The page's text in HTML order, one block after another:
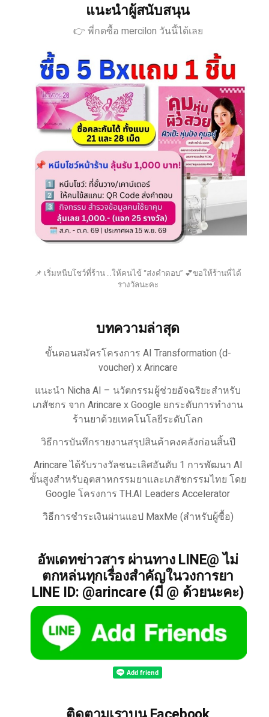
แนะนำผู้สนับสนุน
👉 พี่กดซื้อ mercilon วันนี้ได้เลย
📌 เริ่มหนีบโชว์ที่ร้าน ..ให้คนไข้ “ส่งคำตอบ” 💕ขอให้ร้านพี่ได้
รางวัลนะคะ
บทความล่าสุด
ขั้นตอนสมัครโครงการ AI Transformation (d-
voucher) x Arincare
แนะนำ Nicha AI – นวัตกรรมผู้ช่วยอัจฉริยะสำหรับ
เภสัชกร จาก Arincare x Google ยกระดับการทำงาน
ร้านยาด้วยเทคโนโลยีระดับโลก
วิธีการบันทึกรายงานสรุปสินค้าคงคลังก่อนสิ้นปี
Arincare ได้รับรางวัลชนะเลิศอันดับ 1 การพัฒนา AI
ขั้นสูงสำหรับอุตสาหกรรมยาและเภสัชกรรมไทย โดย
Google โครงการ TH.AI Leaders Accelerator
วิธีการชำระเงินผ่านแอป MaxMe (สำหรับผู้ซื้อ)
อัพเดทข่าวสาร ผ่านทาง LINE@ ไม่
ตกหล่นทุกเรื่องสำคัญในวงการยา
LINE ID: @arincare (มี @ ด้วยนะคะ)